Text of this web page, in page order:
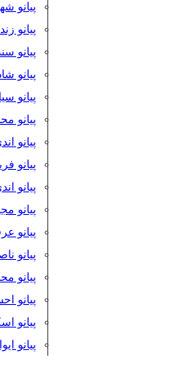
پیانو
پیانو
پیانو
پیانو
پیانو
پیانو
پیانو
پیانو
پیانو
پیانو
پیانو
پیانو
پیانو
پیانو
پیانو
پیانو